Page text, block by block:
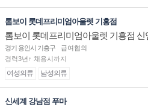
톰보이 롯데프리미엄아울렛 기흥점
톰보이 롯데프리미엄아울렛 기흥점
직 구인합니다.
경기 용인시 기흥구
급여협의
경력3년↑ 채용시까지
여성의류 남성의류
신세계 강남점 푸마